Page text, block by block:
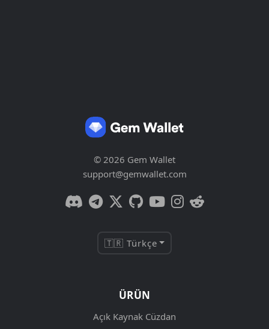
© 2026 Gem Wallet
support@gemwallet.com
🇹🇷 Türkçe
ÜRÜN
Açık Kaynak Cüzdan